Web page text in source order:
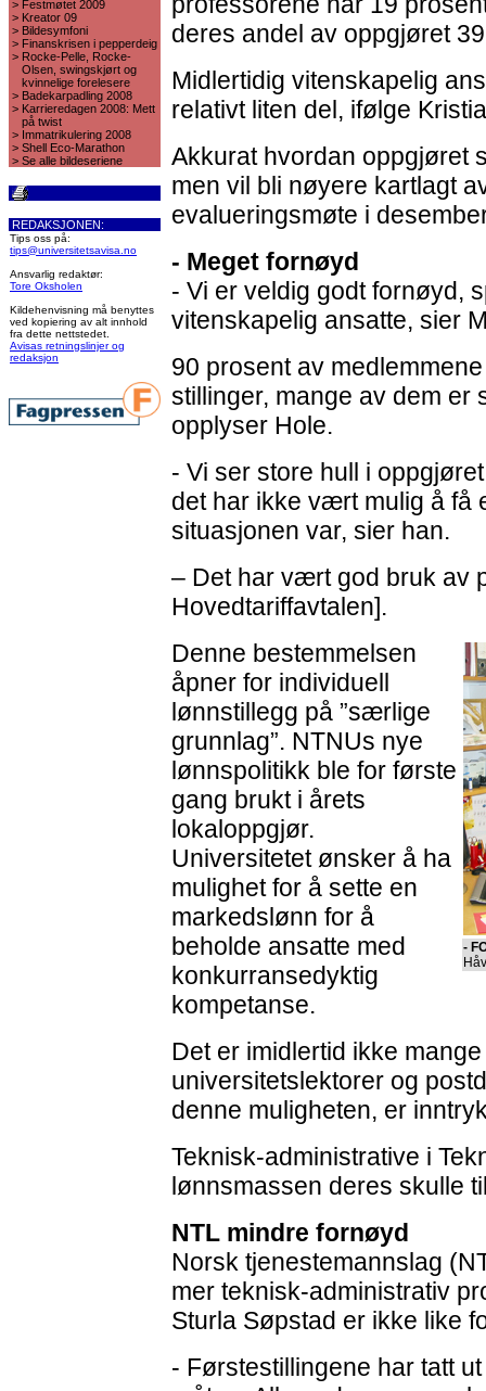
> Festmøtet 2009
> Kreator 09
> Bildesymfoni
> Finanskrisen i pepperdeig
> Rocke-Pelle, Rocke-
Olsen, swingskjørt og
kvinnelige forelesere
> Badekarpadling 2008
> Karrieredagen 2008: Mett
på twist
> Immatrikulering 2008
> Shell Eco-Marathon
> Se alle bildeseriene
REDAKSJONEN:
Tips oss på:
tips@universitetsavisa.no
Ansvarlig redaktør:
Tore Oksholen
Kildehenvisning må benyttes
ved kopiering av alt innhold
fra dette nettstedet.
Avisas retningslinjer og
redaksjon
deres andel av oppgjøret
Midlertidig vitenskapelig
relativt liten del, ifølge
Akkurat hvordan oppgjøret
men vil bli nøyere kartlagt
evalueringsmøte i
- Meget fornøyd
- Vi er veldig godt fornøyd,
vitenskapelig ansatte, sier
90 prosent av
stillinger, mange av dem er
opplyser Hole.
- Vi ser store hull i
det har ikke vært mulig å få
situasjonen var, sier han.
– Det har vært god bruk av
Hovedtariffavtalen].
-
Denne bestemmelsen
åpner for individuell
lønnstillegg på ”særlige
grunnlag”. NTNUs nye
lønnspolitikk ble for første
gang brukt i årets
lokaloppgjør.
Universitetet ønsker å ha
mulighet for å sette en
markedslønn for å
beholde ansatte med
konkurransedyktig
kompetanse.
Det er imidlertid ikke
universitetslektorer og
denne muligheten, er
Teknisk-administrative i
lønnsmassen deres skulle
NTL mindre fornøyd
Norsk tjenestemannslag
mer teknisk-administrativ
Sturla Søpstad er ikke like
- Førstestillingene har tatt